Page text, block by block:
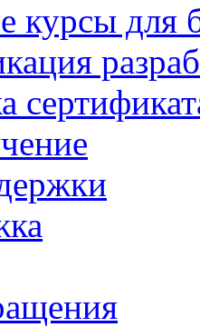
курсы для